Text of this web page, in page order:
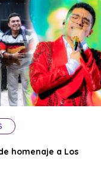
homenaje a Los